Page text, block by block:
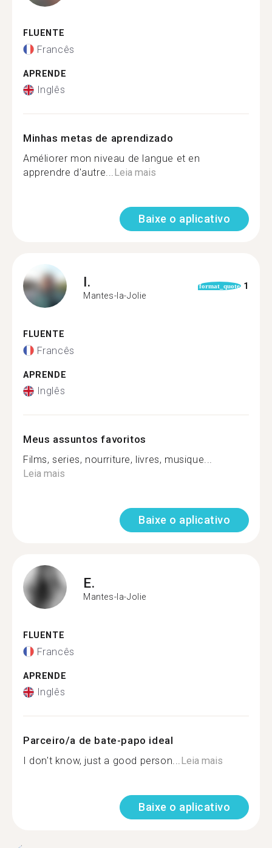
FLUENTE
Francês
APRENDE
Inglês
Minhas metas de aprendizado
Améliorer mon niveau de langue et en
apprendre d'autre...Leia mais
Baixe o aplicativo
I.
Mantes-la-Jolie
format_quote 1
FLUENTE
Francês
APRENDE
Inglês
Meus assuntos favoritos
Films, series, nourriture, livres, musique...
Leia mais
Baixe o aplicativo
E.
Mantes-la-Jolie
FLUENTE
Francês
APRENDE
Inglês
Parceiro/a de bate-papo ideal
I don't know, just a good person...Leia mais
Baixe o aplicativo